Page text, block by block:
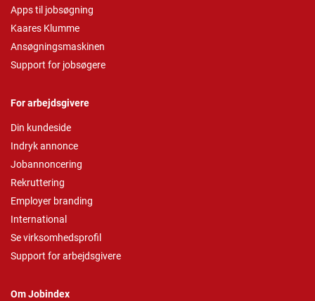
Apps til jobsøgning
Kaares Klumme
Ansøgningsmaskinen
Support for jobsøgere
For arbejdsgivere
Din kundeside
Indryk annonce
Jobannoncering
Rekruttering
Employer branding
International
Se virksomhedsprofil
Support for arbejdsgivere
Om Jobindex